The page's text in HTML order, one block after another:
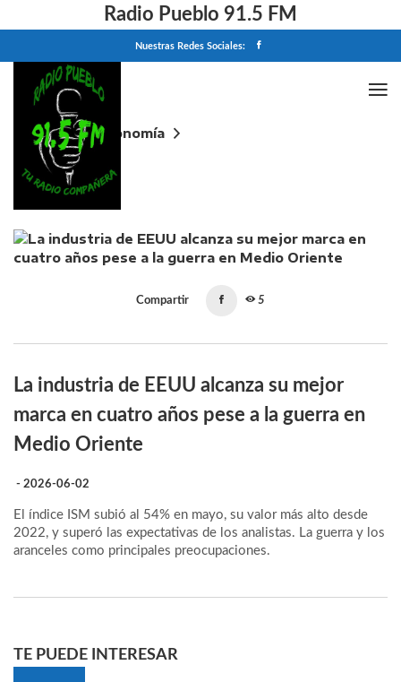
Radio Pueblo 91.5 FM
Nuestras Redes Sociales:
Home
Economía
La industria de EEUU alcanza su mejor marca en
cuatro años pese a la guerra en Medio Oriente
Compartir 5
La industria de EEUU alcanza su mejor
marca en cuatro años pese a la guerra en
Medio Oriente
- 2026-06-02
El índice ISM subió al 54% en mayo, su valor más alto desde
2022, y superó las expectativas de los analistas. La guerra y los
aranceles como principales preocupaciones.
TE PUEDE INTERESAR